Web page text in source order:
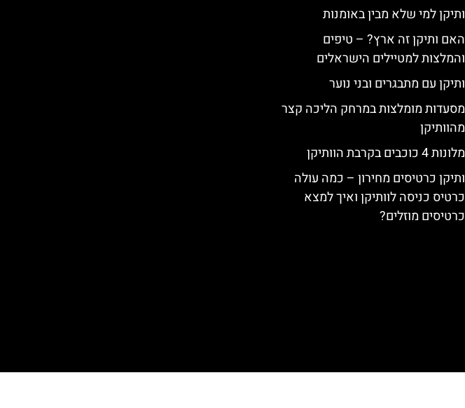
ותיקן למי שלא מבין באומנות
האם ותיקן זה ארץ? – טיפים
והמלצות למטיילים הישראלים
ותיקן עם מתבגרים ובני נוער
מסעדות מומלצות במרחק הליכה קצר
מהוותיקן
מלונות 4 כוכבים בקרבת הוותיקן
ותיקן כרטיסים מחירון – כמה עולה
כרטיס כניסה לוותיקן ואיך למצא
כרטיסים מוזלים?